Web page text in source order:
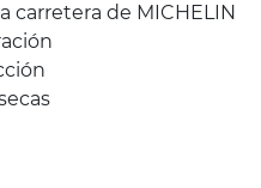
de MICHELIN